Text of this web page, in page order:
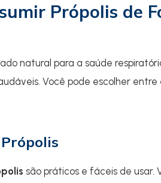
Própolis de
natural para a saúde
Você pode escolher entre
são práticos e fáceis de usar.